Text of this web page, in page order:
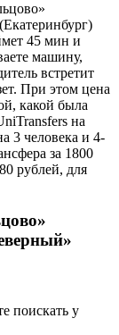
45 мин и
машину,
встретит
При этом цена
какой была
на
3 человека и 4-
за 1800
рублей, для
поискать у